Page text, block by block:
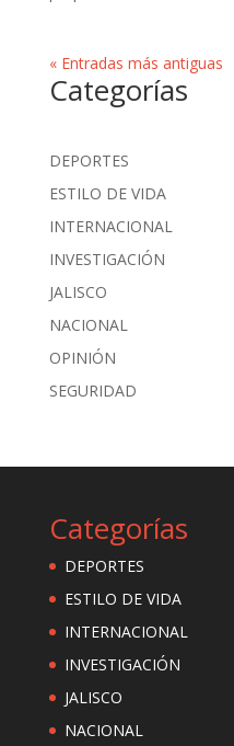
« Entradas más antiguas
Categorías
DEPORTES
ESTILO DE VIDA
INTERNACIONAL
INVESTIGACIÓN
JALISCO
NACIONAL
OPINIÓN
SEGURIDAD
Categorías
DEPORTES
ESTILO DE VIDA
INTERNACIONAL
INVESTIGACIÓN
JALISCO
NACIONAL